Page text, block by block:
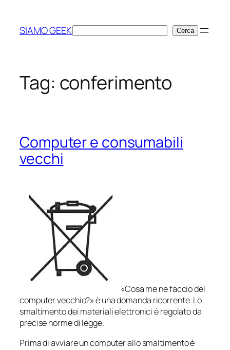
contenuto
SIAMO GEEKCerca Cerca
Tag: conferimento
Computer e consumabili
vecchi
«Cosa me ne faccio del
computer vecchio?» è una domanda ricorrente. Lo
smaltimento dei materiali elettronici è regolato da
precise norme di legge.
Prima di avviare un computer allo smaltimento è